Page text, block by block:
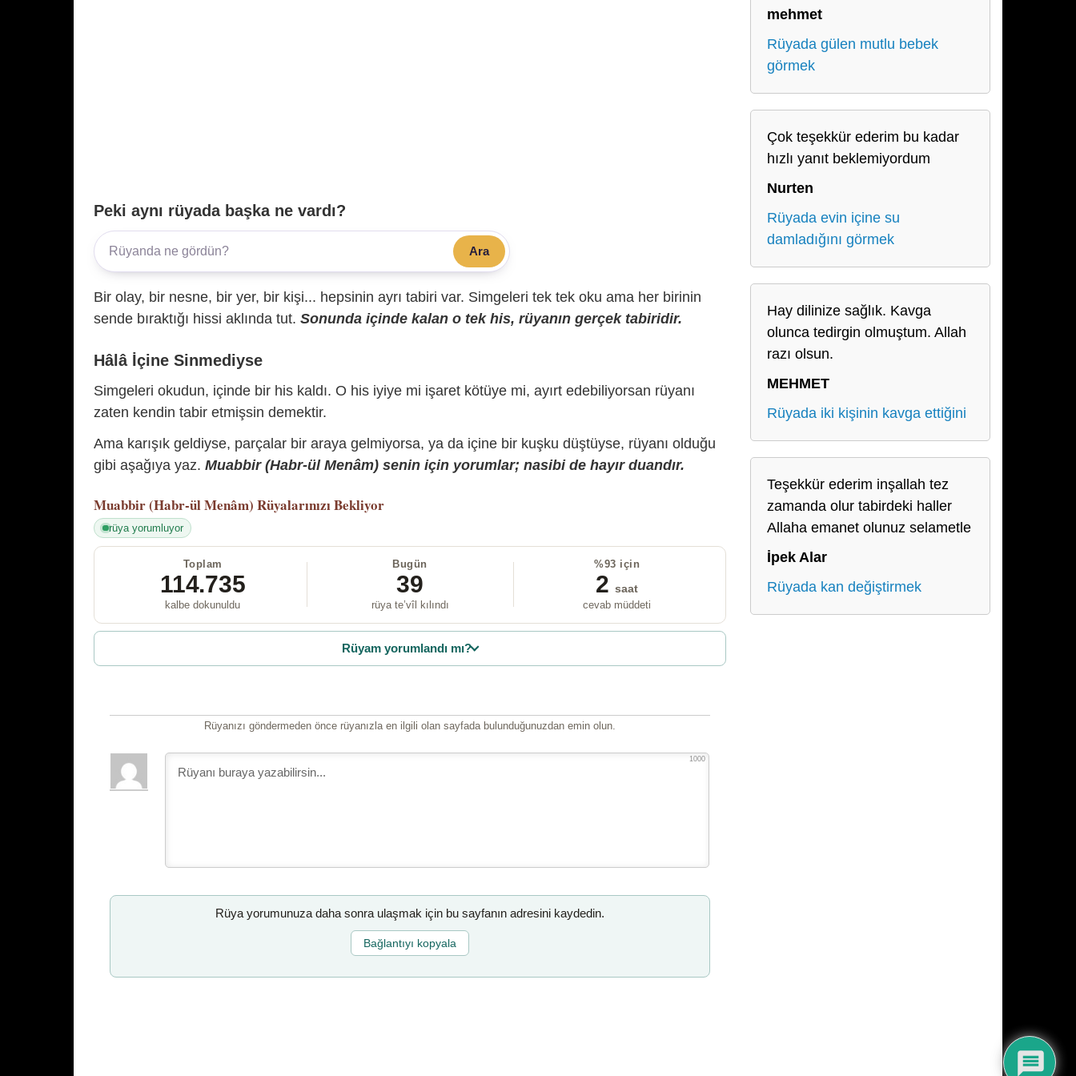
Peki aynı rüyada başka ne vardı?
Ara
Bir olay, bir nesne, bir yer, bir kişi... hepsinin ayrı tabiri var. Simgeleri tek tek oku ama her birinin
sende bıraktığı hissi aklında tut. Sonunda içinde kalan o tek his, rüyanın gerçek tabiridir.
Hâlâ İçine Sinmediyse
Simgeleri okudun, içinde bir his kaldı. O his iyiye mi işaret kötüye mi, ayırt edebiliyorsan rüyanı
zaten kendin tabir etmişsin demektir.
Ama karışık geldiyse, parçalar bir araya gelmiyorsa, ya da içine bir kuşku düştüyse, rüyanı olduğu
gibi aşağıya yaz. Muabbir (Habr-ül Menâm) senin için yorumlar; nasibi de hayır duandır.
Muabbir (Habr-ül Menâm) Rüyalarınızı Bekliyor
rüya yorumluyor
Toplam
114.735
kalbe dokunuldu
Bugün
39
rüya te’vîl kılındı
%93 için
2 saat
cevab müddeti
Rüyam yorumlandı mı?
Rüyanızı göndermeden önce rüyanızla en ilgili olan sayfada bulunduğunuzdan emin olun.
1000
Rüya yorumunuza daha sonra ulaşmak için bu sayfanın adresini kaydedin.
Bağlantıyı kopyala
mehmet
Rüyada gülen mutlu bebek
görmek
Çok teşekkür ederim bu kadar
hızlı yanıt beklemiyordum
Nurten
Rüyada evin içine su
damladığını görmek
Hay dilinize sağlık. Kavga
olunca tedirgin olmuştum. Allah
razı olsun.
MEHMET
Rüyada iki kişinin kavga ettiğini
Teşekkür ederim inşallah tez
zamanda olur tabirdeki haller
Allaha emanet olunuz selametle
İpek Alar
Rüyada kan değiştirmek